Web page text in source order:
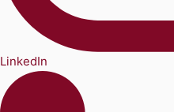
LinkedIn